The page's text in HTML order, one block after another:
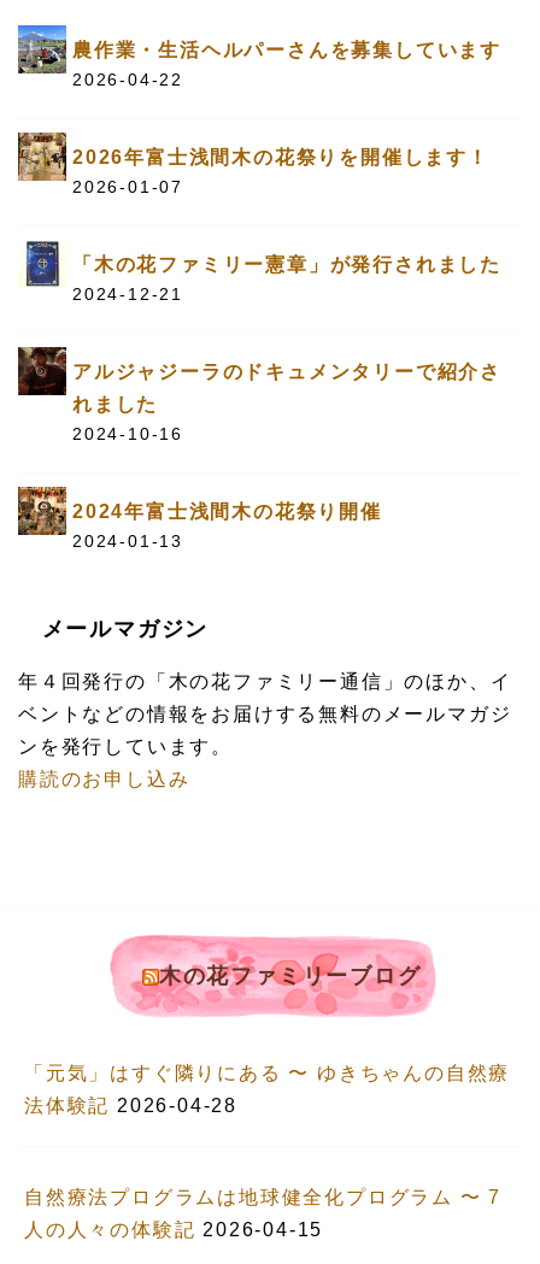
農作業・生活ヘルパーさんを募集しています
2026-04-22
2026年富士浅間木の花祭りを開催します！
2026-01-07
「木の花ファミリー憲章」が発行されました
2024-12-21
アルジャジーラのドキュメンタリーで紹介さ
れました
2024-10-16
2024年富士浅間木の花祭り開催
2024-01-13
メールマガジン
年４回発行の「木の花ファミリー通信」のほか、イ
ベントなどの情報をお届けする無料のメールマガジ
ンを発行しています。
購読のお申し込み
木の花ファミリーブログ
「元気」はすぐ隣りにある 〜 ゆきちゃんの自然療
法体験記 2026-04-28
自然療法プログラムは地球健全化プログラム 〜 7
人の人々の体験記 2026-04-15